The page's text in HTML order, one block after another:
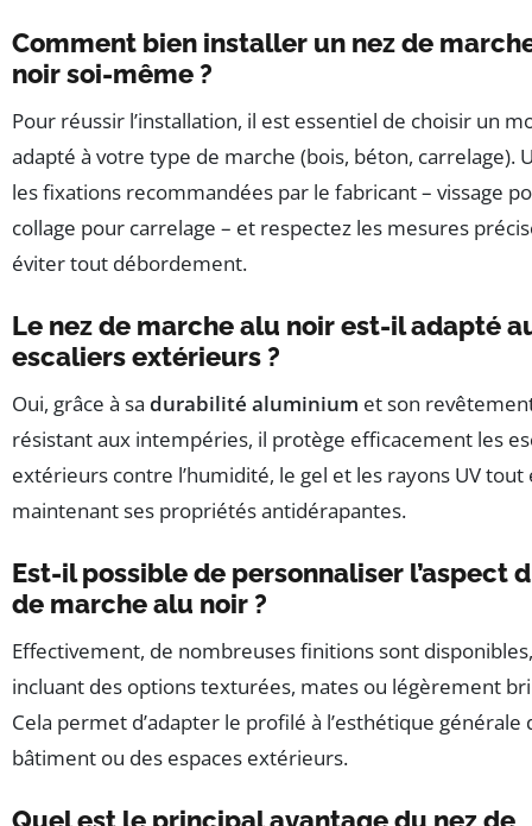
Comment bien installer un nez de
noir soi-même ?
Pour réussir l’installation, il est essentiel de choisir un
adapté à votre type de marche (bois, béton, carrelage).
les fixations recommandées par le fabricant – vissage
collage pour carrelage – et respectez les mesures
éviter tout débordement.
Le nez de marche alu noir est-il adapté
escaliers extérieurs ?
Oui, grâce à sa durabilité aluminium et son
résistant aux intempéries, il protège efficacement les
extérieurs contre l’humidité, le gel et les rayons UV tout
maintenant ses propriétés antidérapantes.
Est-il possible de personnaliser l’aspect
de marche alu noir ?
Effectivement, de nombreuses finitions sont disponibles,
incluant des options texturées, mates ou légèrement
Cela permet d’adapter le profilé à l’esthétique générale
bâtiment ou des espaces extérieurs.